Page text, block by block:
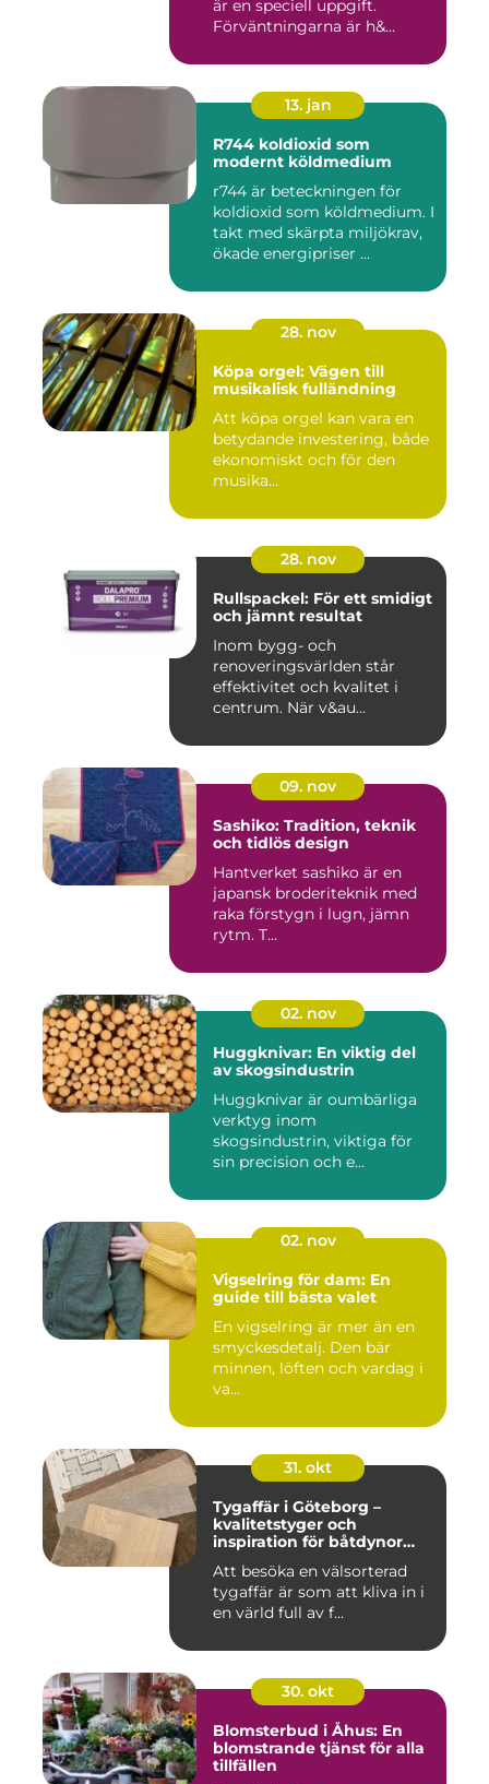
är en speciell uppgift.
Förväntningarna är h&...
13. jan
R744 koldioxid som
modernt köldmedium
r744 är beteckningen för
koldioxid som köldmedium. I
takt med skärpta miljökrav,
ökade energipriser ...
28. nov
Köpa orgel: Vägen till
musikalisk fulländning
Att köpa orgel kan vara en
betydande investering, både
ekonomiskt och för den
musika...
28. nov
Rullspackel: För ett smidigt
och jämnt resultat
Inom bygg- och
renoveringsvärlden står
effektivitet och kvalitet i
centrum. När v&au...
09. nov
Sashiko: Tradition, teknik
och tidlös design
Hantverket sashiko är en
japansk broderiteknik med
raka förstygn i lugn, jämn
rytm. T...
02. nov
Huggknivar: En viktig del
av skogsindustrin
Huggknivar är oumbärliga
verktyg inom
skogsindustrin, viktiga för
sin precision och e...
02. nov
Vigselring för dam: En
guide till bästa valet
En vigselring är mer än en
smyckesdetalj. Den bär
minnen, löften och vardag i
va...
31. okt
Tygaffär i Göteborg –
kvalitetstyger och
inspiration för båtdynor
Att besöka en välsorterad
tygaffär är som att kliva in i
en värld full av f...
30. okt
Blomsterbud i Åhus: En
blomstrande tjänst för alla
tillfällen